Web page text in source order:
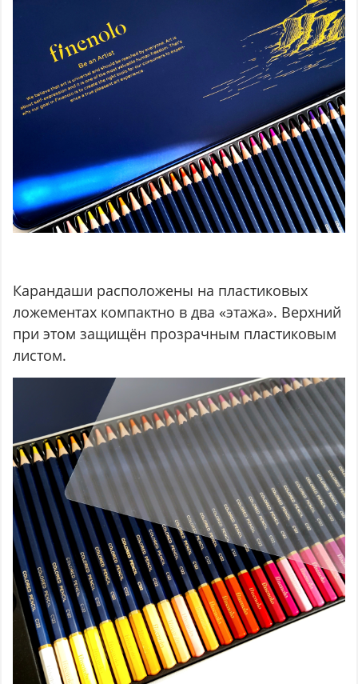
Карандаши расположены на пластиковых
ложементах компактно в два «этажа». Верхний
при этом защищён прозрачным пластиковым
листом.